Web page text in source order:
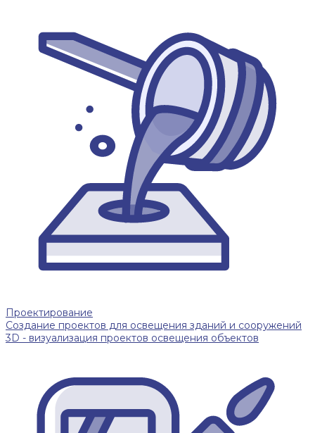
Проектирование
Создание проектов для освещения зданий и сооружений
3D - визуализация проектов освещения объектов